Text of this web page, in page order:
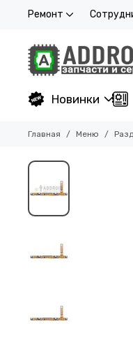
Ремонт
Новинки
Главная Меню